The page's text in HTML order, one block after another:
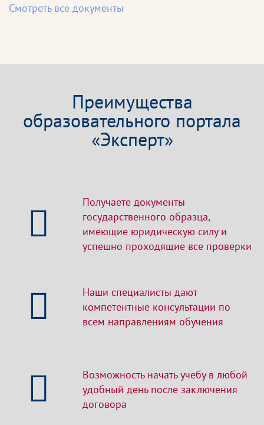
Смотреть все документы
Преимущества
образовательного портала
«Эксперт»
Получаете документы
государственного образца,
имеющие юридическую силу и
успешно проходящие все проверки
Наши специалисты дают
компетентные консультации по
всем направлениям обучения
Возможность начать учебу в любой
удобный день после заключения
договора